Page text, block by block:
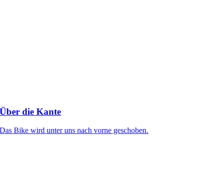
Über die Kante
Das Bike wird unter uns nach vorne geschoben.